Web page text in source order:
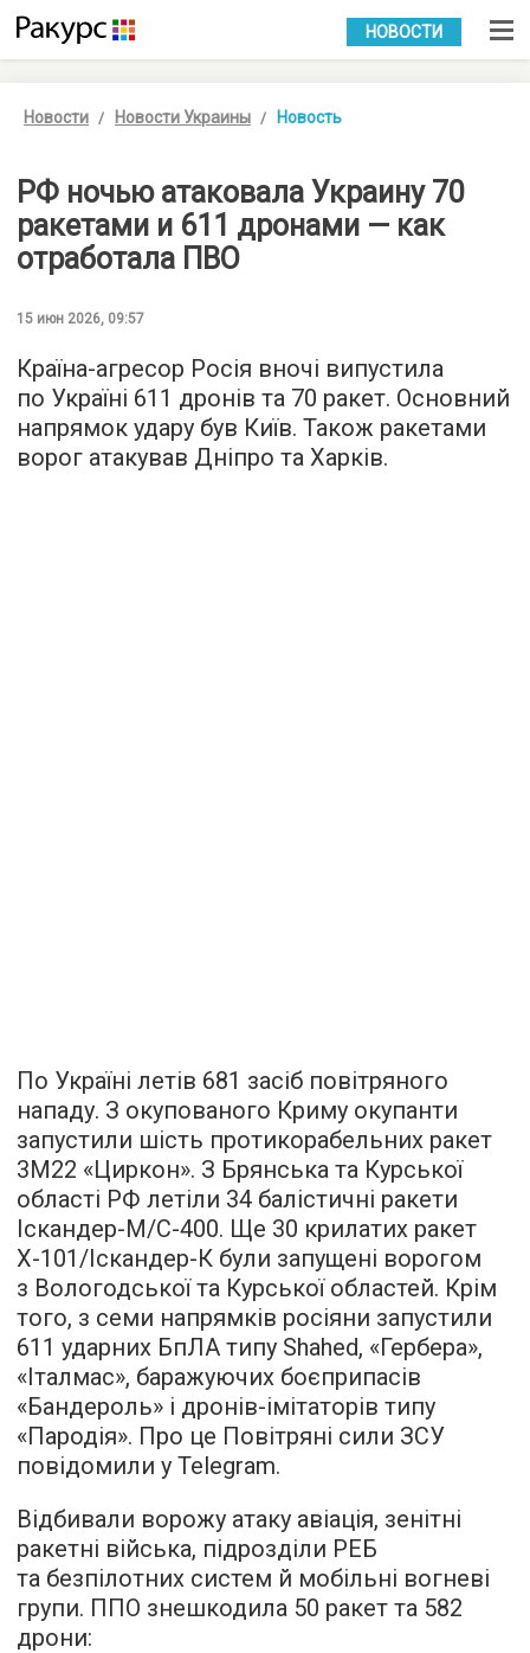
УКР РУС
НОВОСТИ
Новости Новости Украины Новость
РФ ночью атаковала Украину 70
ракетами и 611 дронами — как
отработала ПВО
15 июн 2026, 09:57
Країна-агресор Росія вночі випустила
по Україні 611 дронів та 70 ракет. Основний
напрямок удару був Київ. Також ракетами
ворог атакував Дніпро та Харків.
По Україні летів 681 засіб повітряного
нападу. З окупованого Криму окупанти
запустили шість протикорабельних ракет
3М22 «Циркон». З Брянська та Курської
області РФ летіли 34 балістичні ракети
Іскандер-М/С-400. Ще 30 крилатих ракет
Х-101/Іскандер-К були запущені ворогом
з Вологодської та Курської областей. Крім
того, з семи напрямків росіяни запустили
611 ударних БпЛА типу Shahed, «Гербера»,
«Італмас», баражуючих боєприпасів
«Бандероль» і дронів-імітаторів типу
«Пародія». Про це Повітряні сили ЗСУ
повідомили у Telegram.
Відбивали ворожу атаку авіація, зенітні
ракетні війська, підрозділи РЕБ
та безпілотних систем й мобільні вогневі
групи. ППО знешкодила 50 ракет та 582
дрони: